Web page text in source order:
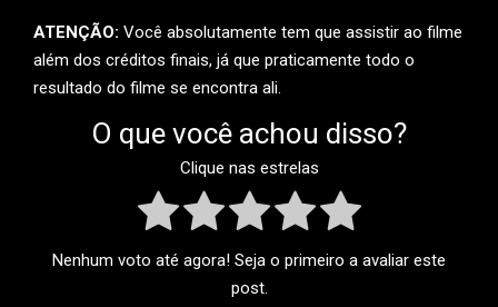
ATENÇÃO: Você absolutamente tem que assistir ao filme
além dos créditos finais, já que praticamente todo o
resultado do filme se encontra ali.
O que você achou disso?
Clique nas estrelas
Nenhum voto até agora! Seja o primeiro a avaliar este
post.